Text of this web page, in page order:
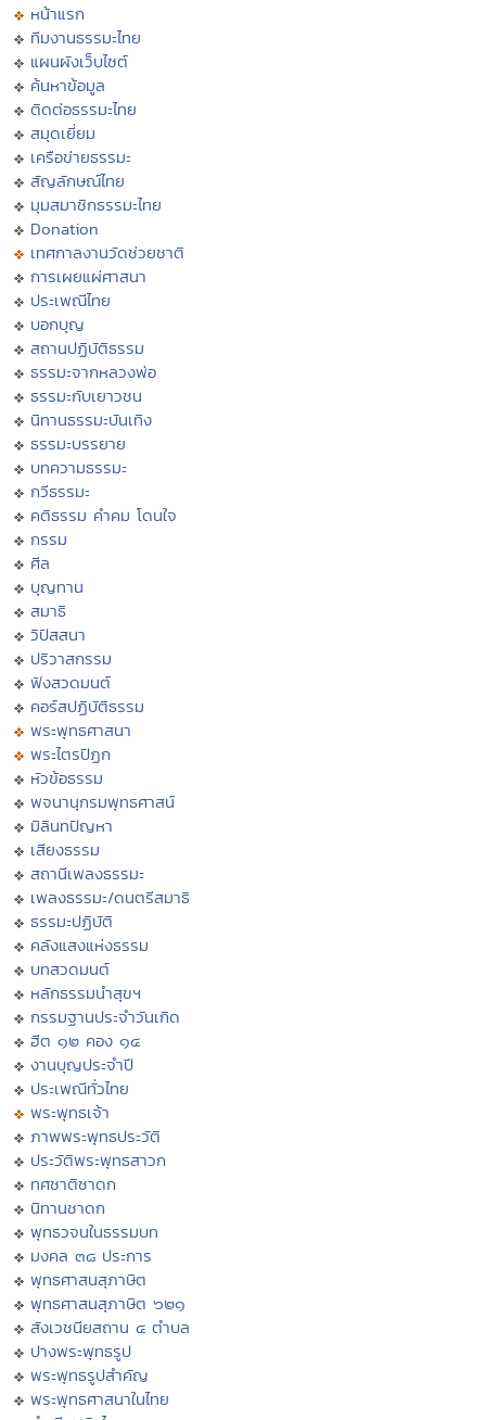
หน้าแรก
ทีมงานธรรมะไทย
แผนผังเว็บไซต์
ค้นหาข้อมูล
ติดต่อธรรมะไทย
สมุดเยี่ยม
เครือข่ายธรรมะ
สัญลักษณ์ไทย
มุมสมาชิกธรรมะไทย
Donation
เทศกาลงานวัดช่วยชาติ
การเผยแผ่ศาสนา
ประเพณีไทย
บอกบุญ
สถานปฏิบัติธรรม
ธรรมะจากหลวงพ่อ
ธรรมะกับเยาวชน
นิทานธรรมะบันเทิง
ธรรมะบรรยาย
บทความธรรมะ
กวีธรรมะ
คติธรรม คำคม โดนใจ
กรรม
ศีล
บุญทาน
สมาธิ
วิปัสสนา
ปริวาสกรรม
ฟังสวดมนต์
คอร์สปฏิบัติธรรม
พระพุทธศาสนา
พระไตรปิฏก
หัวข้อธรรม
พจนานุกรมพุทธศาสน์
มิลินทปัญหา
เสียงธรรม
สถานีเพลงธรรมะ
เพลงธรรมะ/ดนตรีสมาธิ
ธรรมะปฏิบัติ
คลังแสงแห่งธรรม
บทสวดมนต์
หลักธรรมนำสุขฯ
กรรมฐานประจำวันเกิด
ฮีต ๑๒ คอง ๑๔
งานบุญประจำปี
ประเพณีทั่วไทย
พระพุทธเจ้า
ภาพพระพุทธประวัติ
ประวัติพระพุทธสาวก
ทศชาติชาดก
นิทานชาดก
พุทธวจนในธรรมบท
มงคล ๓๘ ประการ
พุทธศาสนสุภาษิต
พุทธศาสนสุภาษิต ๖๒๑
สังเวชนียสถาน ๔ ตำบล
ปางพระพุทธรูป
พระพุทธรูปสำคัญ
พระพุทธศาสนาในไทย